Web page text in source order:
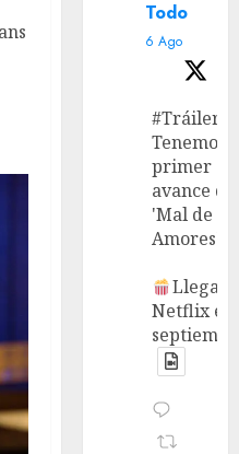
Todo
6 Ago
#Tráiler
Tenemos
primer
avance de
'Mal de
Amores'.
Llega a
Netflix en